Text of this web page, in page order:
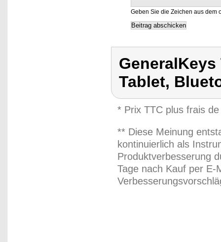
Geben Sie die Zeichen aus dem
Tablet,
* Prix TTC plus frais
** Diese Meinung
kontinuierlich als
Produktverbesserung
Tage nach Kauf per E-